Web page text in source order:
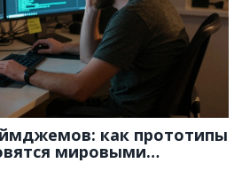
как прототипы
мировыми